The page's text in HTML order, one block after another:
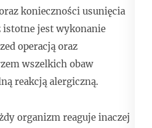
konieczności usunięcia
istotne jest wykonanie
operacją oraz
wszelkich obaw
reakcją alergiczną.
organizm reaguje inaczej